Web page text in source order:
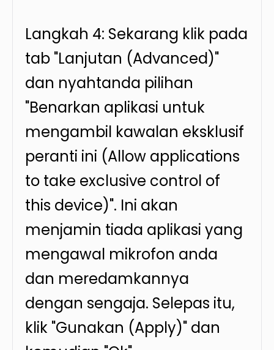
Langkah 4: Sekarang klik pada
tab "Lanjutan (Advanced)"
dan nyahtanda pilihan
"Benarkan aplikasi untuk
mengambil kawalan eksklusif
peranti ini (Allow applications
to take exclusive control of
this device)". Ini akan
menjamin tiada aplikasi yang
mengawal mikrofon anda
dan meredamkannya
dengan sengaja. Selepas itu,
klik "Gunakan (Apply)" dan